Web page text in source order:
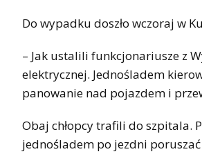
Do wypadku doszło wczoraj w
– Jak ustalili funkcjonariusze z
elektrycznej. Jednośladem
panowanie nad pojazdem i
Obaj chłopcy trafili do szpitala.
jednośladem po jezdni